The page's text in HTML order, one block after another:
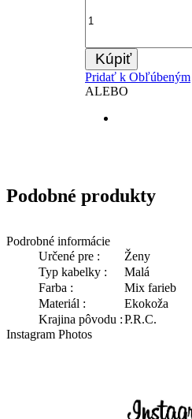
Kúpiť
Pridať k Obľúbeným
ALEBO
Podrobné informácie
Určené pre :
Ženy
Typ kabelky :
Malá
Farba :
Mix farieb
Materiál :
Ekokoža
Krajina pôvodu :P.R.C.
Instagram Photos
Podobné produkty